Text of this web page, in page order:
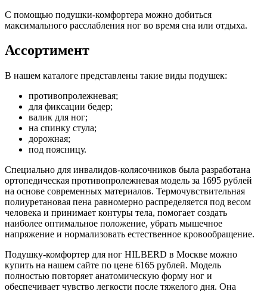
С помощью подушки-комфортера можно добиться
максимального расслабления ног во время сна или отдыха.
Ассортимент
В нашем каталоге представлены такие виды подушек:
противопролежневая;
для фиксации бедер;
валик для ног;
на спинку стула;
дорожная;
под поясницу.
Специально для инвалидов-колясочников была разработана
ортопедическая противопролежневая модель за 1695 рублей
на основе современных материалов. Термочувствительная
полиуретановая пена равномерно распределяется под весом
человека и принимает контуры тела, помогает создать
наиболее оптимальное положение, убрать мышечное
напряжение и нормализовать естественное кровообращение.
Подушку-комфортер для ног HILBERD в Москве можно
купить на нашем сайте по цене 6165 рублей. Модель
полностью повторяет анатомическую форму ног и
обеспечивает чувство легкости после тяжелого дня. Она